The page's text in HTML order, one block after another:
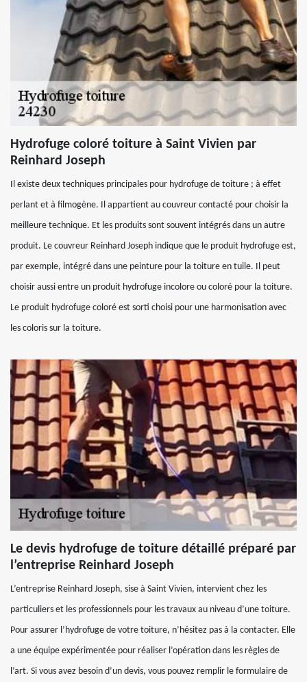
Hydrofuge coloré toiture à Saint Vivien par
Reinhard Joseph
Il existe deux techniques principales pour hydrofuge de toiture ; à effet
perlant et à filmogène. Il appartient au couvreur contacté pour choisir la
meilleure technique. Et les produits sont souvent intégrés dans un autre
produit. Le couvreur Reinhard Joseph indique que le produit hydrofuge est,
par exemple, intégré dans une peinture pour la toiture en tuile. Il peut
choisir aussi entre un produit hydrofuge incolore ou coloré pour la toiture.
Le produit hydrofuge coloré est sorti choisi pour une harmonisation avec
les coloris sur la toiture.
Le devis hydrofuge de toiture détaillé préparé par
l’entreprise Reinhard Joseph
L’entreprise Reinhard Joseph, sise à Saint Vivien, intervient chez les
particuliers et les professionnels pour les travaux au niveau d’une toiture.
Pour assurer l’hydrofuge de votre toiture, n’hésitez pas à la contacter. Elle
a une équipe expérimentée pour réaliser l’opération dans les règles de
l’art. Si vous avez besoin d’un devis, vous pouvez remplir le formulaire de